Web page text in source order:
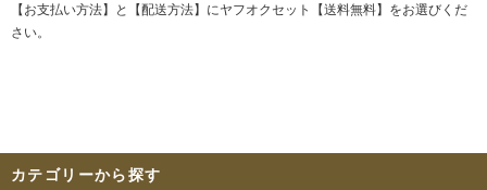
【お支払い方法】と【配送方法】にヤフオクセット【送料無料】をお選びくだ
さい。
カテゴリーから探す